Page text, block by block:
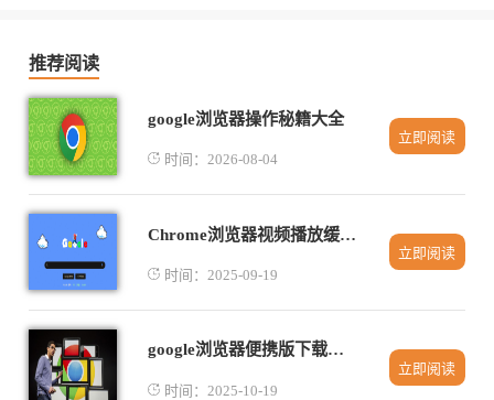
推荐阅读
google浏览器操作秘籍大全
时间：2026-08-04
立即阅读
Chrome浏览器视频播放缓存优化操作分享
时间：2025-09-19
立即阅读
google浏览器便携版下载优化操作方法解析
时间：2025-10-19
立即阅读